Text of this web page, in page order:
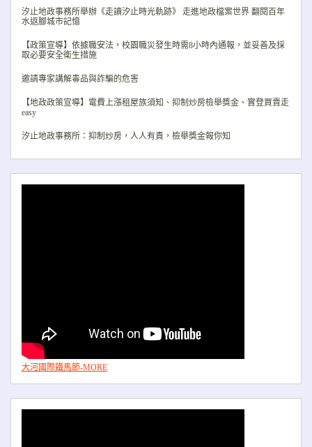
汐止地政事務所舉辦《走讀汐止時光軌跡》 走進地政檔案世界 翻閱百年
水返腳城市記憶
【政策宣導】依據職安法，校園職災發生時需8小時內通報，並妥善及採
取必要安全衛生措施
邀請專家講解毒品與詐騙的危害
【地政政策宣導】電費上漲租屋族須知、抑制炒房檢舉獎金、實登買賣走
easy
汐止地政事務所：抑制炒房，人人有責，檢舉獎金報你知
大河國際鐵馬節-MORE